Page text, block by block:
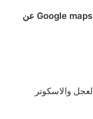
اللوكيشن : يمكن الوصول إلى المكان من Google maps عن
والاسكوتر